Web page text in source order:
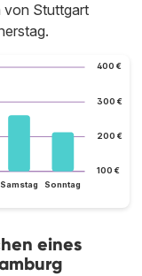
von Stuttgart
100 €
200 €
300 €
400 €
Samstag Sonntag
eines